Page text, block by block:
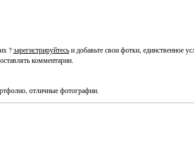
?зарегистрируйтесьи добавьте свои фотки, единственное
комментарии.
отличные фотографии.